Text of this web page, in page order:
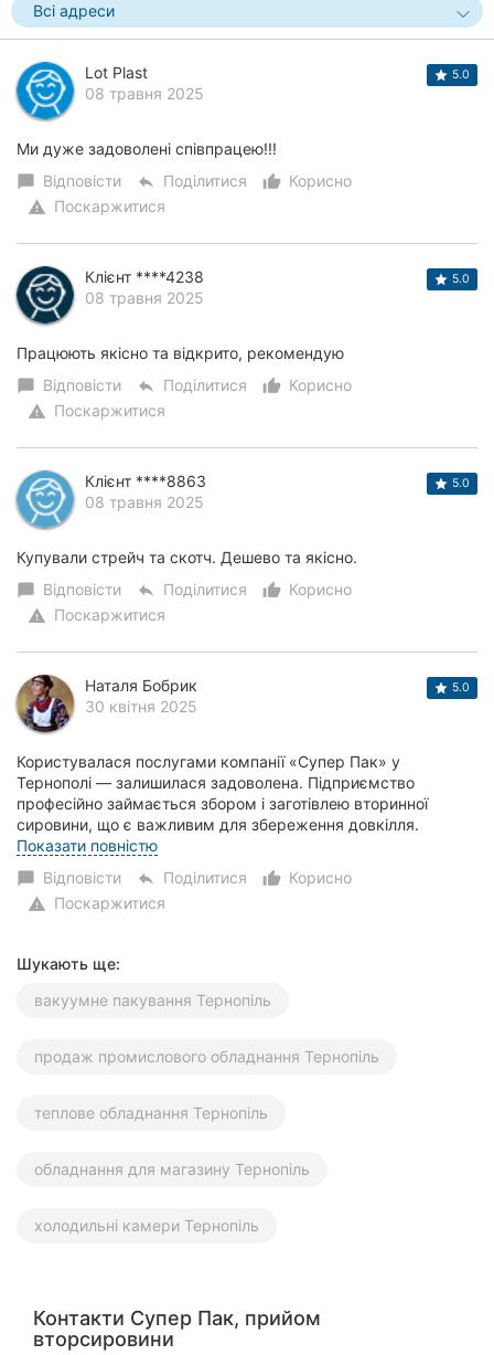
Всі адреси
Lot Plast
08 травня 2025
5.0
Ми дуже задоволені співпрацею!!!
chat_bubble Відповісти reply Поділитися thumb_up_alt
Корисно
warning Поскаржитися
Клієнт ****4238
08 травня 2025
5.0
Працюють якісно та відкрито, рекомендую
chat_bubble Відповісти reply Поділитися thumb_up_alt
Корисно
warning Поскаржитися
Клієнт ****8863
08 травня 2025
5.0
Купували стрейч та скотч. Дешево та якісно.
chat_bubble Відповісти reply Поділитися thumb_up_alt
Корисно
warning Поскаржитися
Наталя Бобрик
30 квітня 2025
5.0
Користувалася послугами компанії «Супер Пак» у
Тернополі — залишилася задоволена. Підприємство
професійно займається збором і заготівлею вторинної
сировини, що є важливим для збереження довкілля.
Особливо варто відзначити зручність у здачі макулатури...
Показати повністю
chat_bubble Відповісти reply Поділитися thumb_up_alt
Корисно
warning Поскаржитися
Шукають ще:
вакуумне пакування Тернопіль
продаж промислового обладнання Тернопіль
теплове обладнання Тернопіль
обладнання для магазину Тернопіль
холодильні камери Тернопіль
Контакти Супер Пак, прийом
вторсировини